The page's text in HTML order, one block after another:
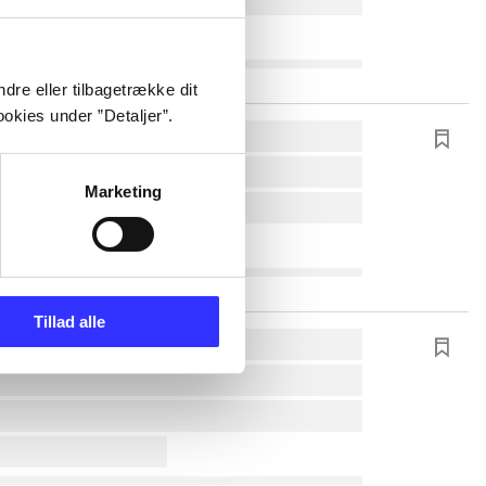
eller tilbagetrække dit
under ”Detaljer”.
Marketing
Tillad alle